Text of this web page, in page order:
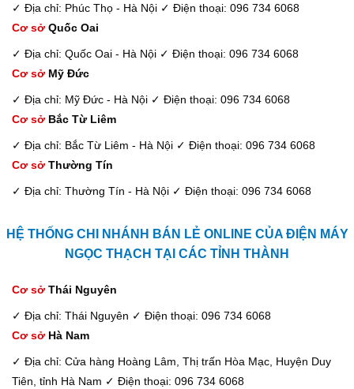
✓ Địa chỉ: Phúc Thọ - Hà Nội ✓ Điện thoại: 096 734 6068
Cơ sở Quốc Oai
✓ Địa chỉ: Quốc Oai - Hà Nội ✓ Điện thoại: 096 734 6068
Cơ sở Mỹ Đức
✓ Địa chỉ: Mỹ Đức - Hà Nội ✓ Điện thoại: 096 734 6068
Cơ sở Bắc Từ Liêm
✓ Địa chỉ: Bắc Từ Liêm - Hà Nội ✓ Điện thoại: 096 734 6068
Cơ sở Thường Tín
✓ Địa chỉ: Thường Tín - Hà Nội ✓ Điện thoại: 096 734 6068
HỆ THỐNG CHI NHÁNH BÁN LẺ ONLINE CỦA ĐIỆN MÁY
NGỌC THẠCH TẠI CÁC TỈNH THÀNH
Cơ sở Thái Nguyên
✓ Địa chỉ: Thái Nguyên ✓ Điện thoại: 096 734 6068
Cơ sở Hà Nam
✓ Địa chỉ: Cửa hàng Hoàng Lâm, Thị trấn Hòa Mạc, Huyện Duy
Tiên, tỉnh Hà Nam ✓ Điện thoại: 096 734 6068